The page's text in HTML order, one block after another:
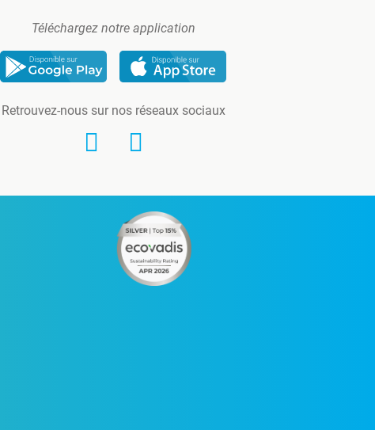
Téléchargez notre application
Retrouvez-nous sur nos réseaux sociaux